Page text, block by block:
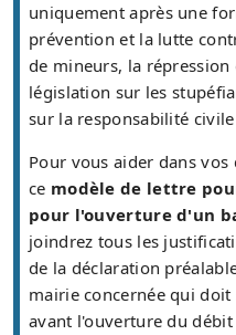
uniquement après une
prévention et la lutte
de mineurs, la
législation sur les
sur la responsabilité
Pour vous aider dans vos
ce modèle de lettre
pour l'ouverture d'un
joindrez tous les
de la déclaration
mairie concernée qui
avant l'ouverture du